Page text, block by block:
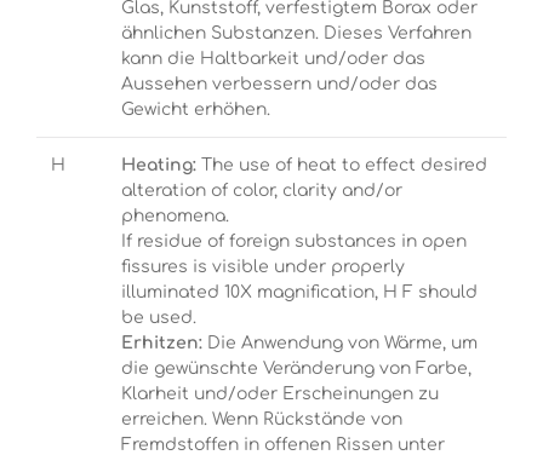
Glas, Kunststoff, verfestigtem Borax oder
ähnlichen Substanzen. Dieses Verfahren
kann die Haltbarkeit und/oder das
Aussehen verbessern und/oder das
Gewicht erhöhen.
H Heating: The use of heat to effect desired
alteration of color, clarity and/or
phenomena.
If residue of foreign substances in open
fissures is visible under properly
illuminated 10X magnification, H F should
be used.
Erhitzen: Die Anwendung von Wärme, um
die gewünschte Veränderung von Farbe,
Klarheit und/oder Erscheinungen zu
erreichen. Wenn Rückstände von
Fremdstoffen in offenen Rissen unter